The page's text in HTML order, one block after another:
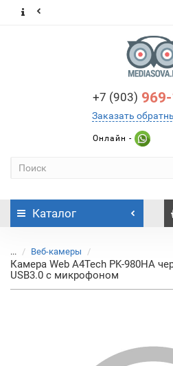
+7 (903)
Заказать
Онлайн -
Каталог
... Веб-камеры
Камера Web A4Tech PK-980HA
USB3.0 с микрофоном